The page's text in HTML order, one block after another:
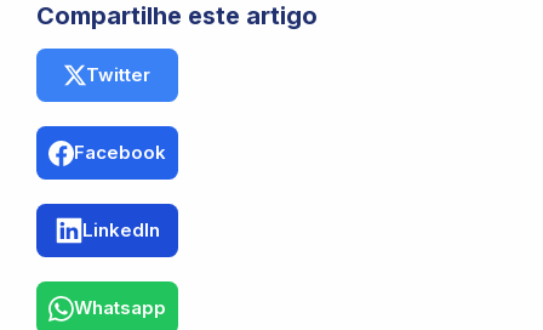
Compartilhe este artigo
Twitter
Facebook
LinkedIn
Whatsapp